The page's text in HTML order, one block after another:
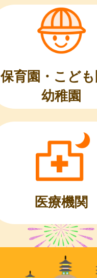
保育園・こど
幼稚園
医療機関